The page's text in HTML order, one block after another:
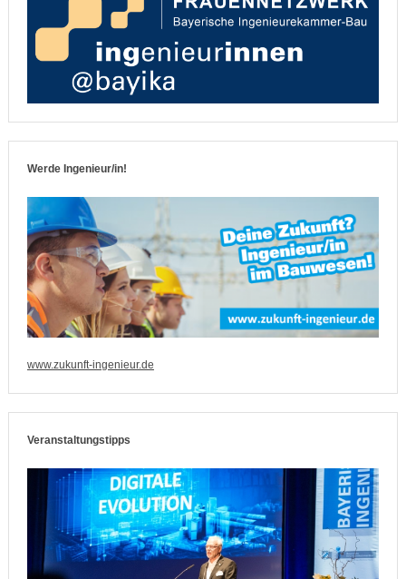
Werde Ingenieur/in!
www.zukunft-ingenieur.de
Veranstaltungstipps